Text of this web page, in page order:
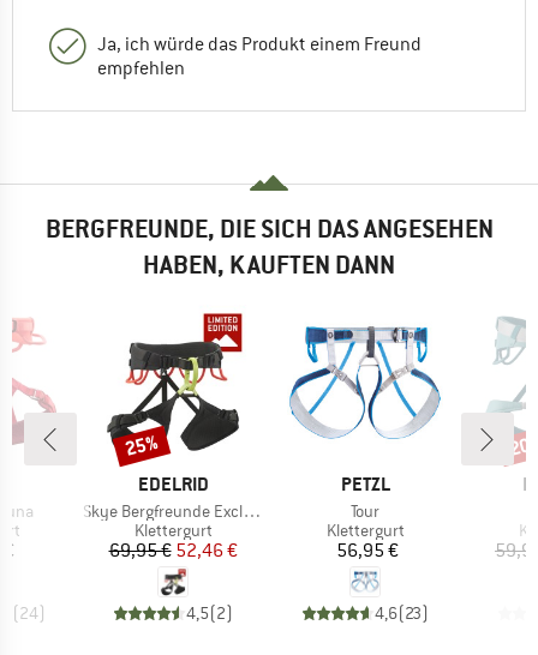
Ja, ich würde das Produkt einem Freund
empfehlen
BERGFREUNDE, DIE SICH DAS ANGESEHEN
HABEN, KAUFTEN DANN
(24)
MARKE
EDELRID
Artikel
Skye Bergfreunde Exclusive
Produktgruppe
Klettergurt
Preis
69,95 €reduzierter Preis
52,46 €
4,5(2)
Rabatt
25%
MARKE
PETZL
Artikel
Tour
Produktgruppe
Klettergurt
Preis
56,95 €
4,6(23)